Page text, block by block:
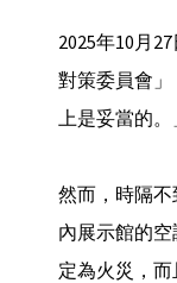
2025年10月
對策委員會
上是妥當的。
然而，時隔不
內展示館的
定為火災，而